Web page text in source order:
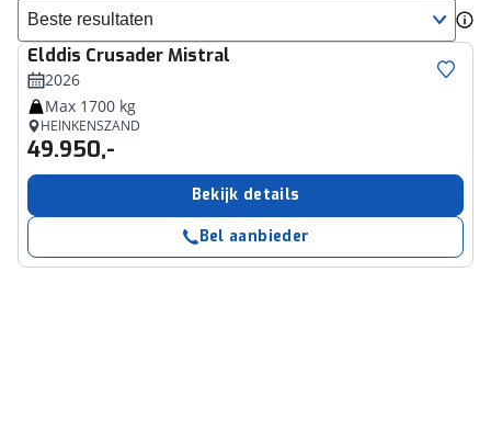
Sorteer resultaten
Elddis Crusader Mistral
2026
Max 1700 kg
HEINKENSZAND
49.950,-
Bekijk details
Bel aanbieder